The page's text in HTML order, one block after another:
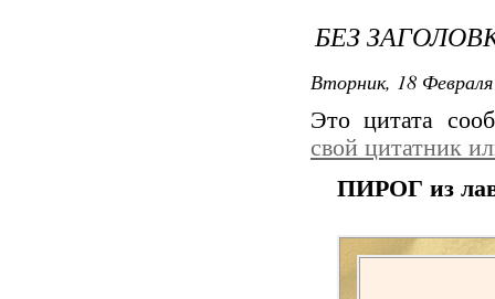
БЕЗ
Вторник, 18
Это цитата
свой цитатник
ПИРОГ из